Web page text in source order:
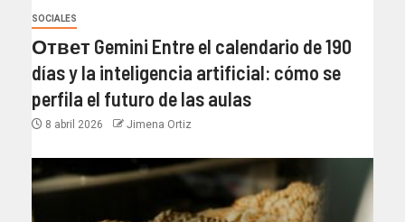
SOCIALES
Ответ Gemini Entre el calendario de 190
días y la inteligencia artificial: cómo se
perfila el futuro de las aulas
8 abril 2026 Jimena Ortiz